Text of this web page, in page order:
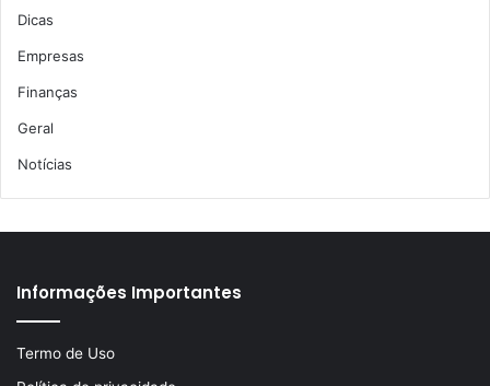
Dicas
Empresas
Finanças
Geral
Notícias
Informações Importantes
Termo de Uso